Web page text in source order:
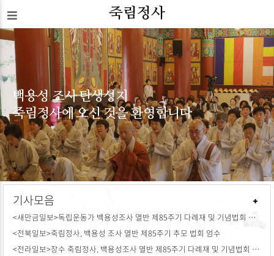
죽림정사
백용성 조사 탄생성지
죽림정사에 오신 것을 환영합니다
기사모음
<새만금일보>독립운동가 백용성조사 열반 제85주기 다례재 및 기념법회 열려
<전북일보>죽림정사, 백용성 조사 열반 제85주기 추모 법회 엄수
<전라일보>장수 죽림정사, 백용성조사 열반 제85주기 다례재 및 기념법회 열려